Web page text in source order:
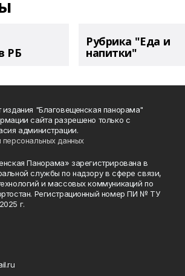
РБ
Рубрика "Еда и
напитки"
"Благовещенская панорама"
сайта разрешено только с
администрации.
данных
Панорама» зарегистрирована в
службы по надзору в сфере связи,
и массовых коммуникаций по
Регистрационный номер ПИ № ТУ
г.